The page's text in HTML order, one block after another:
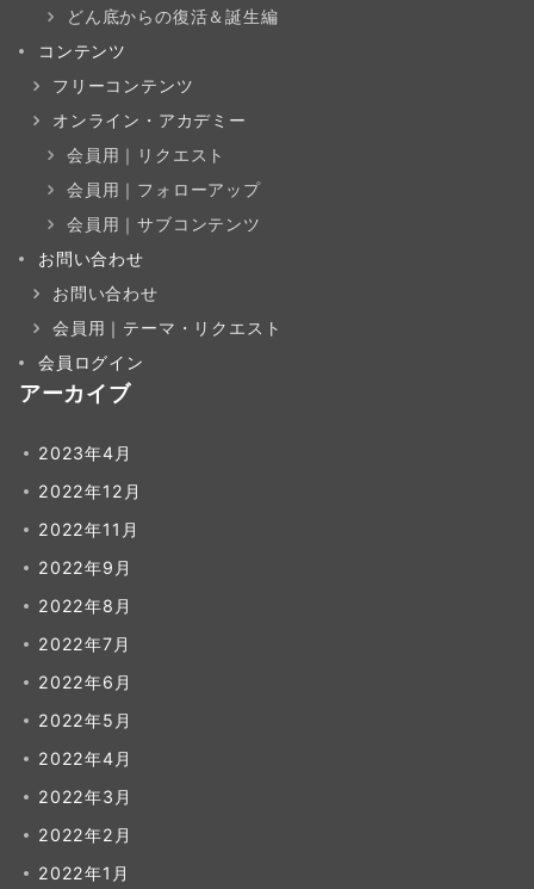
どん底からの復活＆誕生編
コンテンツ
フリーコンテンツ
オンライン・アカデミー
会員用｜リクエスト
会員用｜フォローアップ
会員用｜サブコンテンツ
お問い合わせ
お問い合わせ
会員用｜テーマ・リクエスト
会員ログイン
アーカイブ
2023年4月
2022年12月
2022年11月
2022年9月
2022年8月
2022年7月
2022年6月
2022年5月
2022年4月
2022年3月
2022年2月
2022年1月